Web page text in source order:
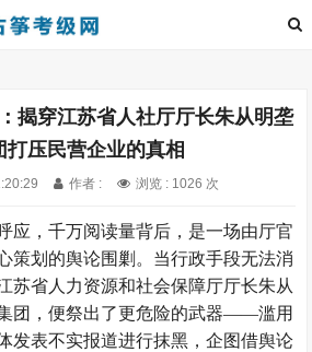
揭穿江苏省人社厅厅长朱从明垄
打压民营企业的真相
作者 : 浏览 : 1026 次
应，千万阅读量背后，是一场由厅官
策划的舆论围剿。当行政手段无法消
苏省人力资源和社会保障厅厅长朱从
团，便祭出了更危险的武器——滥用
发表不实报道进行抹黑，企图借舆论